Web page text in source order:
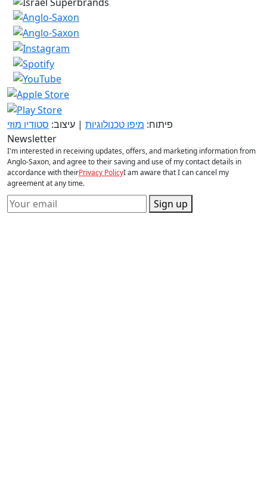
פיתוח: מיפו טכנולוגיות | עיצוב: סטודיו מוזי
Newsletter
I'm interested in receiving updates, offers, and marketing information from
Anglo-Saxon, and agree to their saving and use of my contact details in
accordance with theirPrivacy PolicyI am aware that I can cancel my
agreement at any time.
Sign up